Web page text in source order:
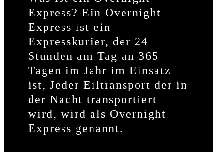
Express? Ein Overnight
Express ist ein
Expresskurier, der 24
Stunden am Tag an 365
Tagen im Jahr im Einsatz
ist, Jeder Eiltransport der in
der Nacht transportiert
wird, wird als Overnight
Express genannt.